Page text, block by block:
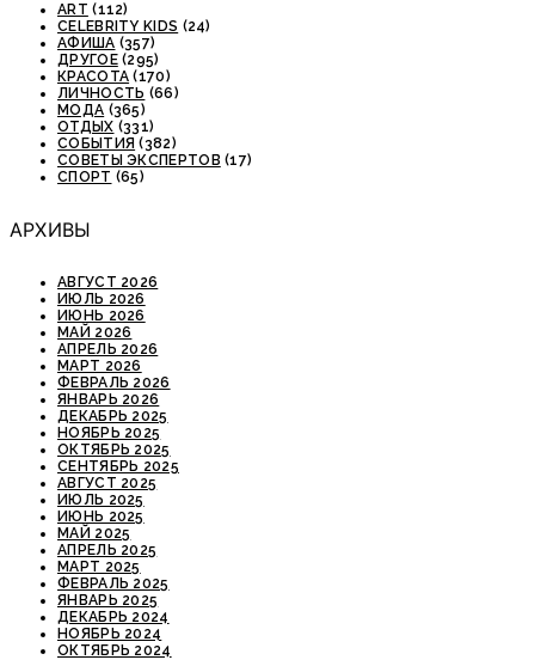
ART (112)
CELEBRITY KIDS (24)
АФИША (357)
ДРУГОЕ(295)
КРАСОТА (170)
ЛИЧНОСТЬ (66)
МОДА (365)
ОТДЫХ (331)
СОБЫТИЯ (382)
СОВЕТЫ ЭКСПЕРТОВ (17)
СПОРТ (65)
АРХИВЫ
АВГУСТ 2026
ИЮЛЬ 2026
ИЮНЬ 2026
МАЙ 2026
АПРЕЛЬ 2026
МАРТ 2026
ФЕВРАЛЬ 2026
ЯНВАРЬ 2026
ДЕКАБРЬ 2025
НОЯБРЬ 2025
ОКТЯБРЬ 2025
СЕНТЯБРЬ 2025
АВГУСТ 2025
ИЮЛЬ 2025
ИЮНЬ 2025
МАЙ 2025
АПРЕЛЬ 2025
МАРТ 2025
ФЕВРАЛЬ 2025
ЯНВАРЬ 2025
ДЕКАБРЬ 2024
НОЯБРЬ 2024
ОКТЯБРЬ 2024